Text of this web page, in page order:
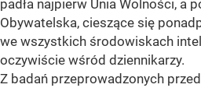
padła najpierw Unia Wolności, a
Obywatelska, cieszące się
we wszystkich środowiskach
oczywiście wśród dziennikarzy.
Z badań przeprowadzonych